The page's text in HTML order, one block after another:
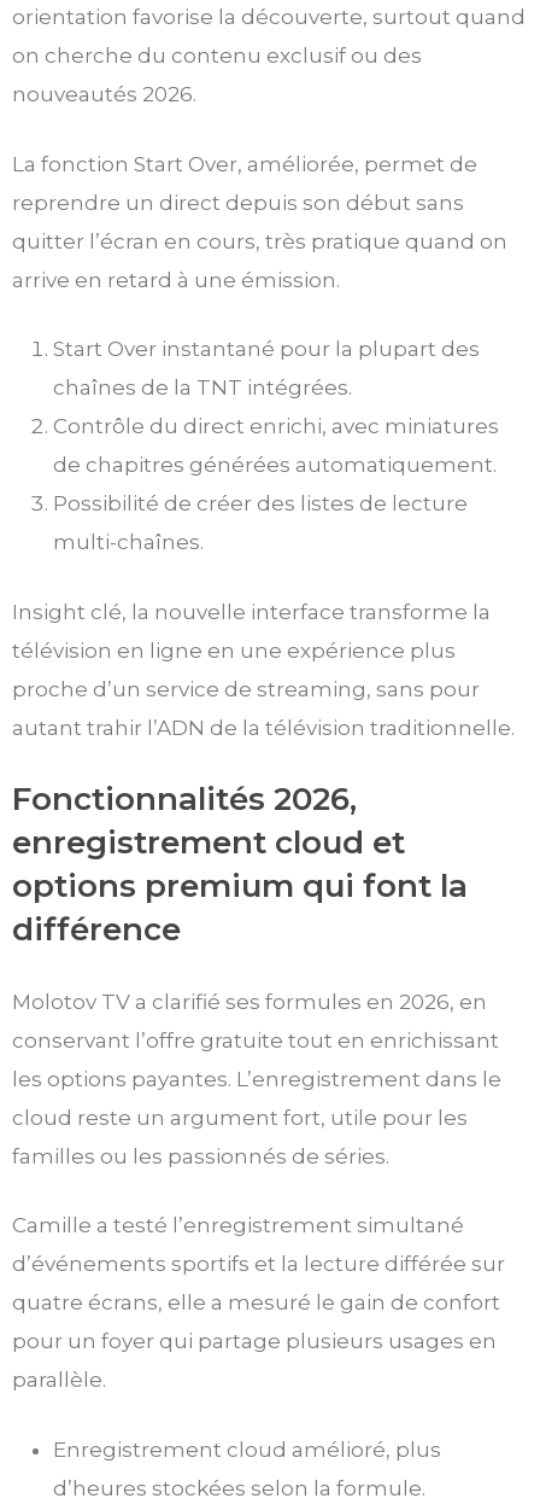
orientation favorise la découverte, surtout quand
on cherche du contenu exclusif ou des
nouveautés 2026.
La fonction Start Over, améliorée, permet de
reprendre un direct depuis son début sans
quitter l’écran en cours, très pratique quand on
arrive en retard à une émission.
Start Over instantané pour la plupart des
chaînes de la TNT intégrées.
Contrôle du direct enrichi, avec miniatures
de chapitres générées automatiquement.
Possibilité de créer des listes de lecture
multi-chaînes.
Insight clé, la nouvelle interface transforme la
télévision en ligne en une expérience plus
proche d’un service de streaming, sans pour
autant trahir l’ADN de la télévision traditionnelle.
Fonctionnalités 2026,
enregistrement cloud et
options premium qui font la
différence
Molotov TV a clarifié ses formules en 2026, en
conservant l’offre gratuite tout en enrichissant
les options payantes. L’enregistrement dans le
cloud reste un argument fort, utile pour les
familles ou les passionnés de séries.
Camille a testé l’enregistrement simultané
d’événements sportifs et la lecture différée sur
quatre écrans, elle a mesuré le gain de confort
pour un foyer qui partage plusieurs usages en
parallèle.
Enregistrement cloud amélioré, plus
d’heures stockées selon la formule.